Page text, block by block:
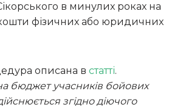
в минулих роках на
фізичних або юридичних
описана в статті.
бюджет учасників бойових
згідно діючого